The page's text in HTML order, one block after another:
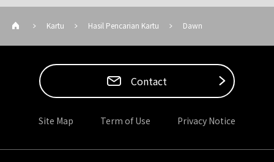
Kartu Hasil Pencarian Kartu Dawn
Contact
Site Map Term of Use Privacy Notice